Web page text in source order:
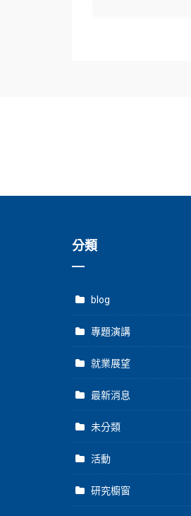
分類
blog
專題演講
就業展望
最新消息
未分類
活動
研究櫥窗